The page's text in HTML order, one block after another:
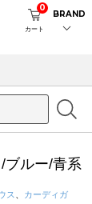
カート
0
BRAND
ブルー/青系
ス
カーディガ